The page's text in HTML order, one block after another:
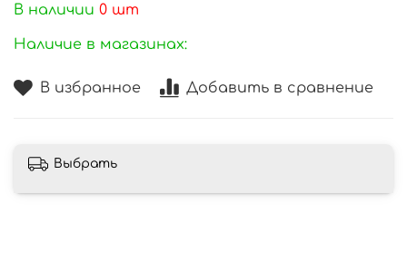
В избранное Добавить в сравнение
В наличии 0 шт
Наличие в магазинах:
Выбрать